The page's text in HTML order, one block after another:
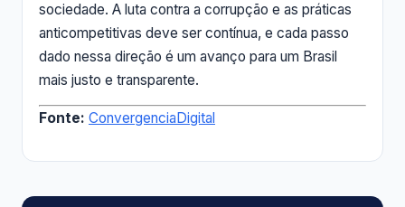
sociedade. A luta contra a corrupção e as práticas
anticompetitivas deve ser contínua, e cada passo
dado nessa direção é um avanço para um Brasil
mais justo e transparente.
Fonte: ConvergenciaDigital